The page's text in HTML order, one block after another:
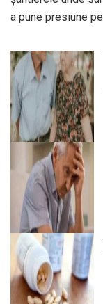
a pune presiune